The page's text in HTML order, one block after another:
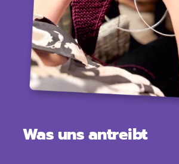
Was uns antreibt